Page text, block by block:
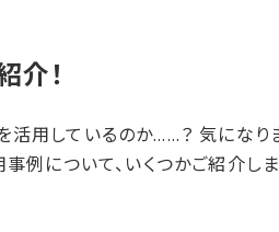
！
用しているのか……？ 気になり
例について、いくつかご紹介しま